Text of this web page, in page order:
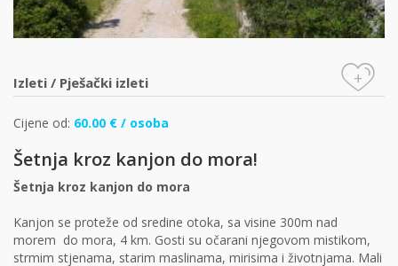
Izleti / Pješački izleti +
Cijene od: 60.00 € / osoba
Šetnja kroz kanjon do mora!
Šetnja kroz kanjon do mora
Kanjon se proteže od sredine otoka, sa visine 300m nad
morem do mora, 4 km. Gosti su očarani njegovom mistikom,
strmim stjenama, starim maslinama, mirisima i životnjama. Mali